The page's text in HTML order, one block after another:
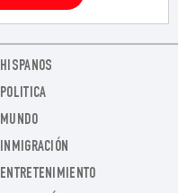
HISPANOS
POLITICA
MUNDO
INMIGRACIÓN
ENTRETENIMIENTO